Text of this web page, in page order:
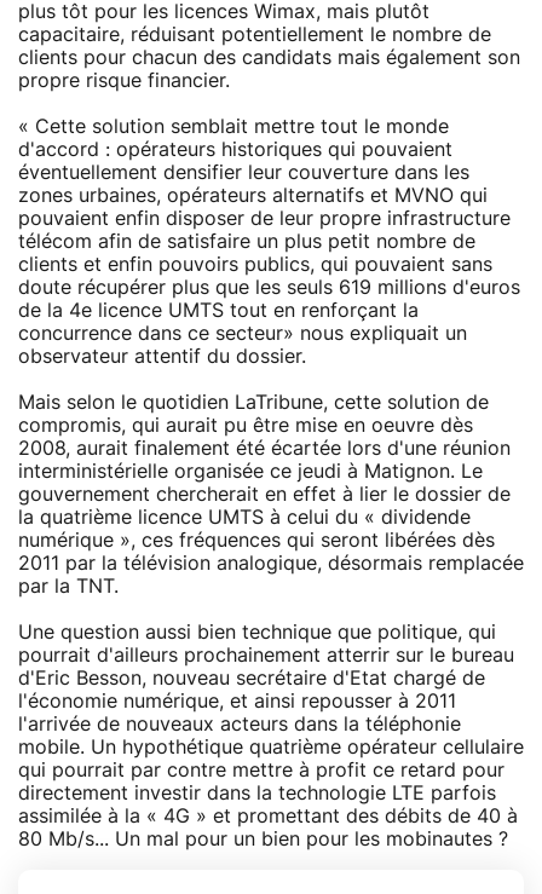
plus tôt pour les licences Wimax, mais plutôt
capacitaire, réduisant potentiellement le nombre de
clients pour chacun des candidats mais également son
propre risque financier.
« Cette solution semblait mettre tout le monde
d'accord : opérateurs historiques qui pouvaient
éventuellement densifier leur couverture dans les
zones urbaines, opérateurs alternatifs et MVNO qui
pouvaient enfin disposer de leur propre infrastructure
télécom afin de satisfaire un plus petit nombre de
clients et enfin pouvoirs publics, qui pouvaient sans
doute récupérer plus que les seuls 619 millions d'euros
de la 4e licence UMTS tout en renforçant la
concurrence dans ce secteur» nous expliquait un
observateur attentif du dossier.
Mais selon le quotidien LaTribune, cette solution de
compromis, qui aurait pu être mise en oeuvre dès
2008, aurait finalement été écartée lors d'une réunion
interministérielle organisée ce jeudi à Matignon. Le
gouvernement chercherait en effet à lier le dossier de
la quatrième licence UMTS à celui du « dividende
numérique », ces fréquences qui seront libérées dès
2011 par la télévision analogique, désormais remplacée
par la TNT.
Une question aussi bien technique que politique, qui
pourrait d'ailleurs prochainement atterrir sur le bureau
d'Eric Besson, nouveau secrétaire d'Etat chargé de
l'économie numérique, et ainsi repousser à 2011
l'arrivée de nouveaux acteurs dans la téléphonie
mobile. Un hypothétique quatrième opérateur cellulaire
qui pourrait par contre mettre à profit ce retard pour
directement investir dans la technologie LTE parfois
assimilée à la « 4G » et promettant des débits de 40 à
80 Mb/s... Un mal pour un bien pour les mobinautes ?